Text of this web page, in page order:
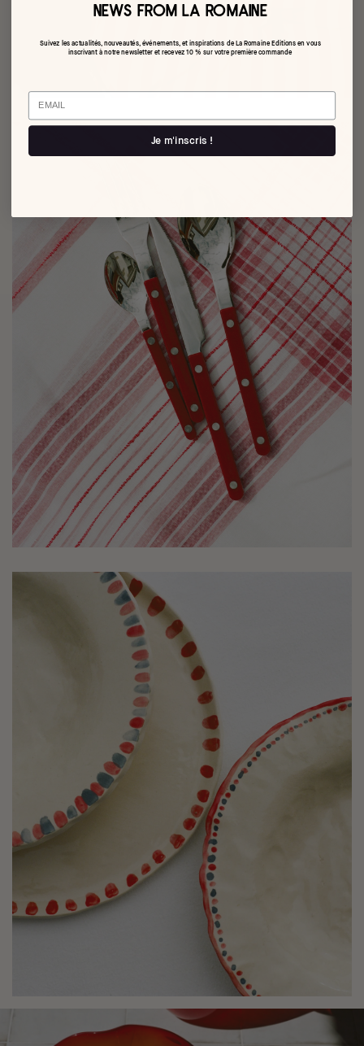
NEWS FROM LA ROMAINE
Suivez les actualités, nouveautés, événements, et inspirations de La Romaine Editions en vous
inscrivant à notre newsletter et recevez 10 % sur votre première commande
Email
Je m'inscris !